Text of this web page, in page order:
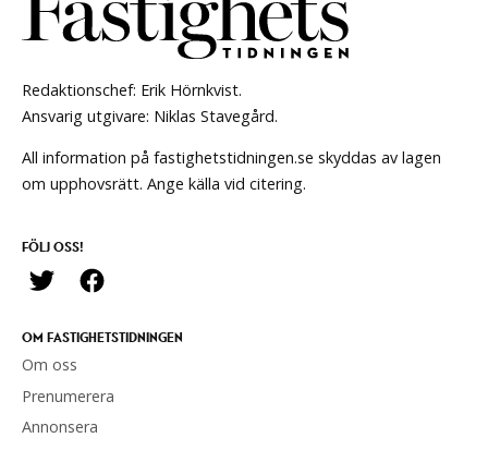
Redaktionschef: Erik Hörnkvist.
Ansvarig utgivare: Niklas Stavegård.
All information på fastighetstidningen.se skyddas av lagen
om upphovsrätt. Ange källa vid citering.
FÖLJ OSS!
OM FASTIGHETSTIDNINGEN
Om oss
Prenumerera
Annonsera